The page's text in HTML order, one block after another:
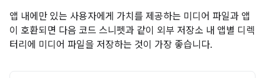
앱 내에만 있는 사용자에게 가치를 제공하는 미디어 파일과 앱
이 호환되면 다음 코드 스니펫과 같이 외부 저장소 내 앱별 디렉
터리에 미디어 파일을 저장하는 것이 가장 좋습니다.